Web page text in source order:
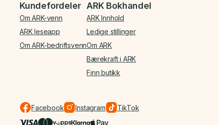
Kundefordeler
Om ARK-venn
ARK leseapp
Om ARK-bedriftsvenn
ARK Bokhandel
ARK Innhold
Ledige stillinger
Om ARK
Bærekraft i ARK
Finn butikk
Facebook Instagram TikTok